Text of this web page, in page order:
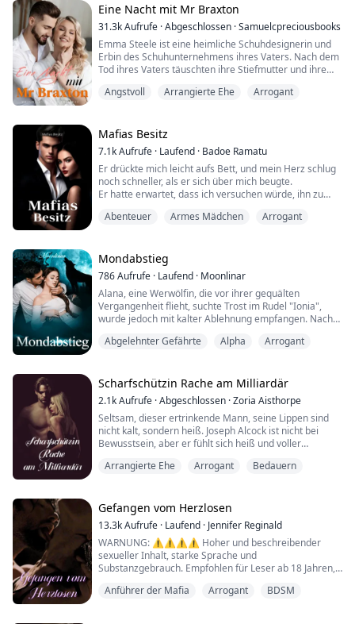
Er kam auf mich zu und drückte mich gegen die Wand
...
Eine Nacht mit Mr Braxton
31.3kAufrufe ·Abgeschlossen ·Samuelcpreciousbooks
Emma Steele ist eine heimliche Schuhdesignerin und
Erbin des Schuhunternehmens ihres Vaters. Nach dem
Tod ihres Vaters täuschten ihre Stiefmutter und ihre
abzutreten und im Hintergrund zu arbeiten, während
Alles gerät aus den Fugen, als sie gezwungen wird,
zuzusehen, wie ihr langjähriger Freund sich an ihrem
Geburtst...
Angstvoll Arrangierte Ehe Arrogant
Mafias Besitz
7.1kAufrufe · Laufend · Badoe Ramatu
Er drückte mich leicht aufs Bett, und mein Herz schlug
noch schneller, als er sich über mich beugte.
Er hatte erwartet, dass ich versuchen würde, ihn zu
Mädchen taten, aber nichts davon geschah bei mir. Ich
Ich schnappte nach Luft, als er mich festhielt; ich
konnt...
Abenteuer Armes Mädchen Arrogant
Mondabstieg
786Aufrufe · Laufend · Moonlinar
Alana, eine Werwölfin, die vor ihrer gequälten
Vergangenheit flieht, suchte Trost im Rudel "Ionia",
wurde jedoch mit kalter Ablehnung empfangen. Nach
auf ihren vorherbestimmten Gefährten. Doch was sie
das Kind ihres Gefährten, Dam...
Abgelehnter Gefährte Alpha Arrogant
Scharfschützin Rache am Milliardär
2.1kAufrufe ·Abgeschlossen ·Zoria Aisthorpe
Seltsam, dieser ertrinkende Mann, seine Lippen sind
nicht kalt, sondern heiß. Joseph Alcock ist nicht bei
Bewusstsein, aber er fühlt sich heiß und voller
kontrollieren kann. Als die weichen Lippen wieder auf
aber ich bin schwach unter seine...
Arrangierte Ehe Arrogant Bedauern
Gefangen vom Herzlosen
13.3kAufrufe · Laufend · Jennifer Reginald
WARNUNG: ⚠️⚠️⚠️⚠️ Hoher und beschreibender
sexueller Inhalt, starke Sprache und
Substanzgebrauch. Empfohlen für Leser ab 18 Jahren,
Anführer der Mafia Arrogant BDSM